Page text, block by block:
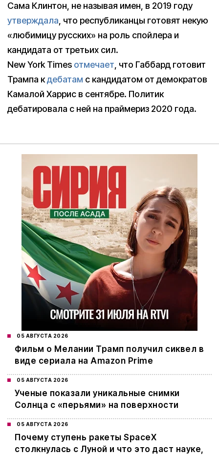
Сама Клинтон, не называя имен, в 2019 году
утверждала, что республиканцы готовят некую
«любимицу русских» на роль спойлера и
кандидата от третьих сил.
New York Times отмечает, что Габбард готовит
Трампа кдебатам с кандидатом от демократов
Камалой Харрис в сентябре. Политик
дебатировала с ней на праймериз 2020 года.
05 АВГУСТА 2026
Фильм о Мелании Трамп получил сиквел в
виде сериала на Amazon Prime
05 АВГУСТА 2026
Ученые показали уникальные снимки
Солнца с «перьями» на поверхности
05 АВГУСТА 2026
Почему ступень ракеты SpaceX
столкнулась с Луной и что это даст науке,